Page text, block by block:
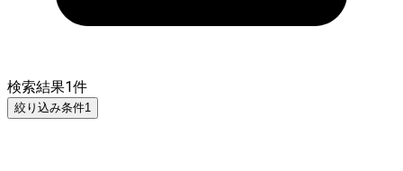
検索結果1件
絞り込み条件1